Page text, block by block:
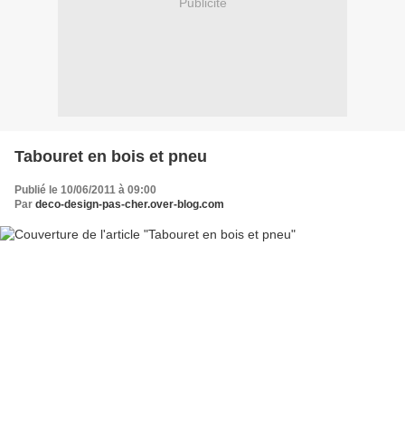
Tabouret en bois et pneu
Publié le 10/06/2011 à 09:00
Par deco-design-pas-cher.over-blog.com